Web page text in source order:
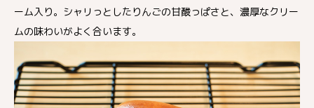
ーム入り。シャリっとしたりんごの甘酸っぱさと、濃厚なクリー
ムの味わいがよく合います。